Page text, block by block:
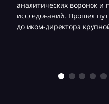
аналитических воронок и
исследований. Прошел
до иком-директора